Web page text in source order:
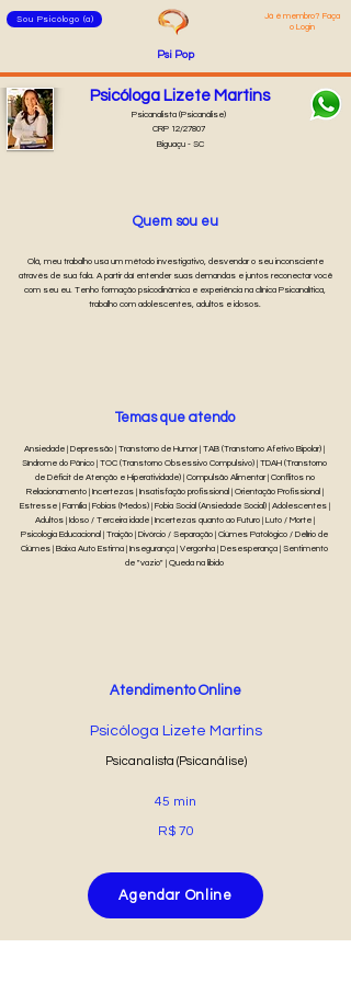
Psi Pop
Sou Psicólogo (a)
Já é membro? Faça
o Login
Psicóloga Lizete Martins
CRP 12/27807
Biguaçu - SC
Psicanalista (Psicanálise)
Quem sou eu
Olá, meu trabalho usa um método investigativo, desvendar o seu inconsciente
através de sua fala. A partir daí entender suas demandas e juntos reconectar você
com seu eu. Tenho formação psicodinâmica e experiência na clínica Psicanalítica,
trabalho com adolescentes, adultos e idosos.
Ansiedade | Depressão | Transtorno de Humor | TAB (Transtorno Afetivo Bipolar) |
Síndrome do Pânico | TOC (Transtorno Obsessivo Compulsivo) | TDAH (Transtorno
de Déficit de Atenção e Hiperatividade) | Compulsão Alimentar | Conflitos no
Relacionamento | Incertezas | Insatisfação profissional | Orientação Profissional |
Estresse | Família | Fobias (Medos) | Fobia Social (Ansiedade Social) | Adolescentes |
Adultos | Idoso / Terceira idade | Incertezas quanto ao Futuro | Luto / Morte |
Psicologia Educacional | Traição | Divórcio / Separação | Ciúmes Patológico / Delírio de
Ciúmes | Baixa Auto Estima | Insegurança | Vergonha | Desesperança | Sentimento
de "vazio" | Queda na libido
Temas que atendo
Atendimento Online
Psicóloga Lizete Martins
Psicanalista (Psicanálise)
45 min
R$ 70
Agendar Online